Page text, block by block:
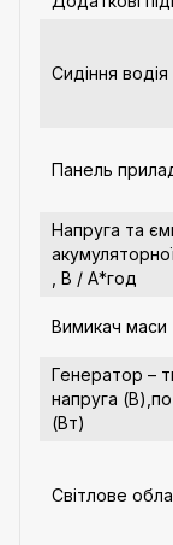
Сидіння водія
Панель
Напруга та
, В / А*год
Вимикач маси
Генератор –
напруга
(Вт)
Світлове